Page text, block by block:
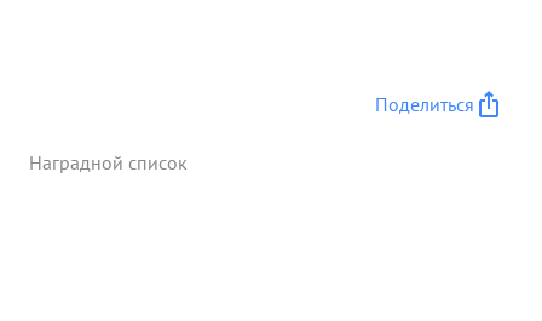
Поделиться
Наградной список